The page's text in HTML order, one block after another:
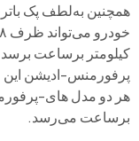
برساعت می‌رسد.